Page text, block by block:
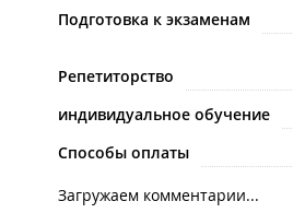
Подготовка к экзаменам
Репетиторство
индивидуальное обучение
Способы оплаты
Загружаем комментарии...